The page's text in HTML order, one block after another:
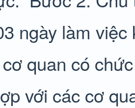
ngày làm
quan có
với các cơ